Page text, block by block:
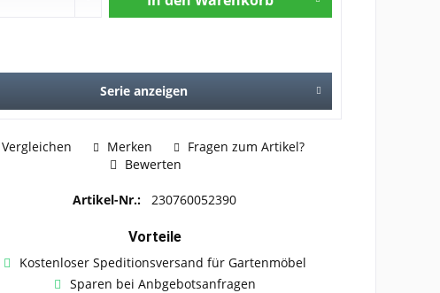
Serie anzeigen
Vergleichen Merken
Fragen zum Artikel?
Bewerten
Artikel-Nr.: 230760052390
Vorteile
Kostenloser Speditionsversand für Gartenmöbel
Sparen bei Anbgebotsanfragen